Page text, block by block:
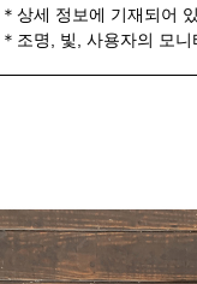
＊ 상세 정보에 기재되어
＊ 조명, 빛, 사용자의 모